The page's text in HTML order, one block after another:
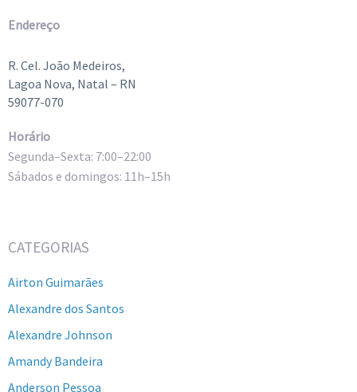
Endereço
R. Cel. João Medeiros,
Lagoa Nova, Natal – RN
59077-070
Horário
Segunda–Sexta: 7:00–22:00
Sábados e domingos: 11h–15h
CATEGORIAS
Airton Guimarães
Alexandre dos Santos
Alexandre Johnson
Amandy Bandeira
Anderson Pessoa